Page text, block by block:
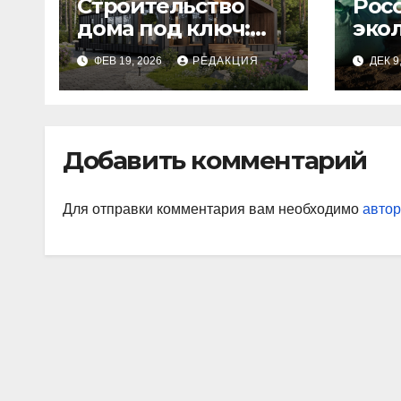
Строительство
дома под ключ:
этапы и
планирование
бюджета
ФЕВ 19, 2026 РЕДАКЦИЯ ДЕК
Добавить комментарий
Для отправки комментария вам необходимо